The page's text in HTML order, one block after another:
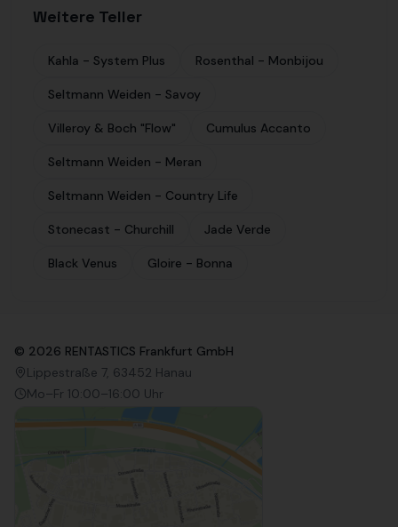
Weitere Teller
Kahla - System Plus Rosenthal - Monbijou
Seltmann Weiden - Savoy
Villeroy & Boch "Flow" Cumulus Accanto
Seltmann Weiden - Meran
Seltmann Weiden - Country Life
Stonecast - Churchill Jade Verde
Black Venus Gloire - Bonna
© 2026 RENTASTICS Frankfurt GmbH
Lippestraße 7, 63452 Hanau
Mo–Fr 10:00–16:00 Uhr